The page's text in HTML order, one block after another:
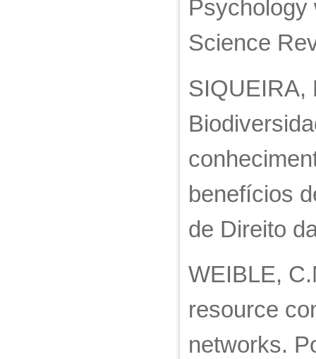
Psychology
Science
SIQUEIRA,
benefícios
de Direito
WEIBLE,
resource
networks.